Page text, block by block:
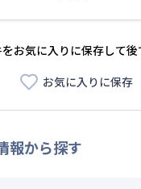
お気に入りに保存して後
お気に入りに保存
報から探す